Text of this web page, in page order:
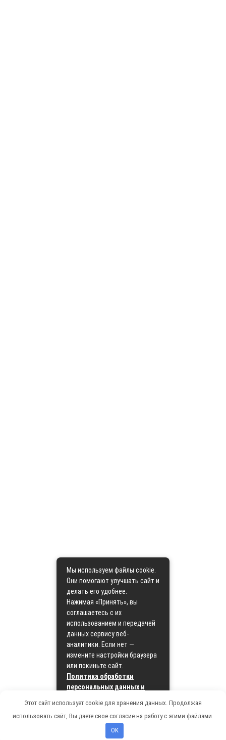
Мы используем файлы cookie.
Они помогают улучшать сайт и
делать его удобнее.
Нажимая «Принять», вы
соглашаетесь с их
использованием и передачей
данных сервису веб-
аналитики. Если нет —
измените настройки браузера
или покиньте сайт.
Политика обработки
персональных данных и
Принять
Этот сайт использует cookie для хранения данных. Продолжая
использовать сайт, Вы даете свое согласие на работу с этими файлами.
OK